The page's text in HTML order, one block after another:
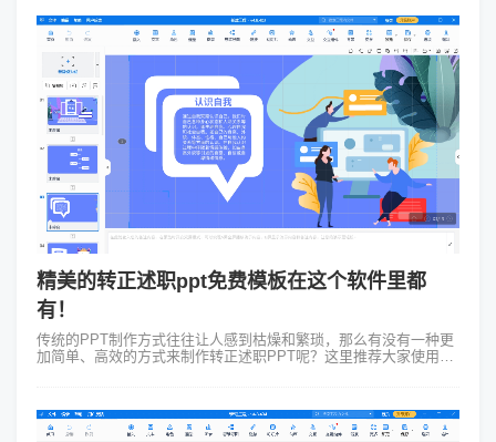
精美的转正述职ppt免费模板在这个软件里都
有！
传统的PPT制作方式往往让人感到枯燥和繁琐，那么有没有一种更
加简单、高效的方式来制作转正述职PPT呢？这里推荐大家使用